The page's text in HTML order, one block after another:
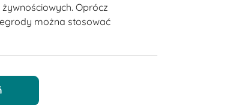
Oprócz
można stosować